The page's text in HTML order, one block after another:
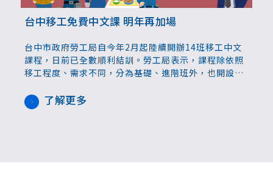
台中移工免費中文課 明年再加場
台中市政府勞工局自今年2月起陸續開辦14班移工中文
課程，日前已全數順利結訓。勞工局表示，課程除依照
移工程度、需求不同，分為基礎、進階班外，也開設台
別至18班。
了解更多